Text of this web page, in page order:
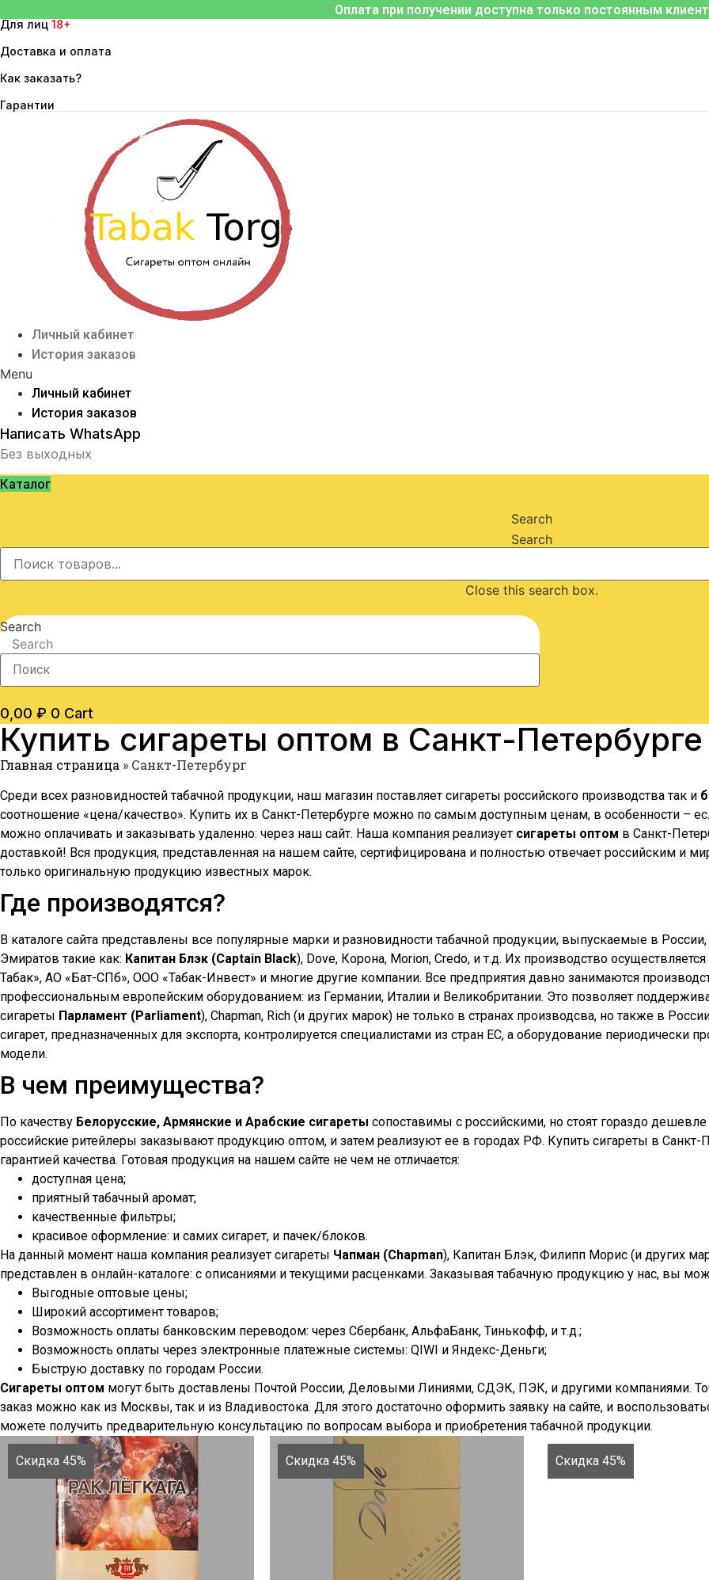
к
содержимому
Оплата при получении доступна только постоянным
Для лиц 18+
Доставка и оплата
Как заказать?
Гарантии
Личный кабинет
История заказов
Menu
Личный кабинет
История заказов
Написать WhatsApp
Без выходных
Каталог
Search
Search
Close this search box.
Search
Search
0,00 ₽ 0 Cart
Купить сигареты оптом в Санкт-Петербурге
Главная страница » Санкт-Петербург
Среди всех разновидностей табачной продукции, наш магазин поставляет сигареты российского производства так и
соотношение «цена/качество». Купить их в Санкт-Петербурге можно по самым доступным ценам, в особенности –
можно оплачивать и заказывать удаленно: через наш сайт. Наша компания реализует сигареты оптом в Санкт-
доставкой! Вся продукция, представленная на нашем сайте, сертифицирована и полностью отвечает российским и
только оригинальную продукцию известных марок.
Где производятся?
В каталоге сайта представлены все популярные марки и разновидности табачной продукции, выпускаемые в
Эмиратов такие как: Капитан Блэк (Captain Black), Dove, Корона, Morion, Credo, и т.д. Их производство
Табак», АО «Бат-СПб», ООО «Табак-Инвест» и многие другие компании. Все предприятия давно занимаются
профессиональным европейским оборудованием: из Германии, Италии и Великобритании. Это позволяет
сигареты Парламент (Parliament), Chapman, Rich (и других марок) не только в странах производсва, но также в
сигарет, предназначенных для экспорта, контролируется специалистами из стран ЕС, а оборудование периодически
модели.
В чем преимущества?
По качеству Белорусские, Армянские и Арабские сигареты сопоставимы с российскими, но стоят гораздо
российские ритейлеры заказывают продукцию оптом, и затем реализуют ее в городах РФ. Купить сигареты в Санкт-
гарантией качества. Готовая продукция на нашем сайте не чем не отличается:
доступная цена;
приятный табачный аромат;
качественные фильтры;
красивое оформление: и самих сигарет, и пачек/блоков.
На данный момент наша компания реализует сигареты Чапман (Chapman), Капитан Блэк, Филипп Морис (и других
представлен в онлайн-каталоге: с описаниями и текущими расценками. Заказывая табачную продукцию у нас, вы
Выгодные оптовые цены;
Широкий ассортимент товаров;
Возможность оплаты банковским переводом: через Сбербанк, АльфаБанк, Тинькофф, и т.д.;
Возможность оплаты через электронные платежные системы: QIWI и Яндекс-Деньги;
Быструю доставку по городам России.
Сигареты оптом могут быть доставлены Почтой России, Деловыми Линиями, СДЭК, ПЭК, и другими компаниями.
заказ можно как из Москвы, так и из Владивостока. Для этого достаточно оформить заявку на сайте, и
можете получить предварительную консультацию по вопросам выбора и приобретения табачной продукции.
Скидка 45% Скидка 45% Скидка 45%